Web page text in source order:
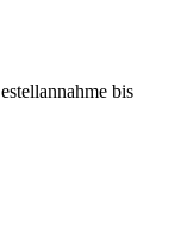
bis